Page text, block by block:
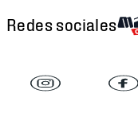
Redes sociales